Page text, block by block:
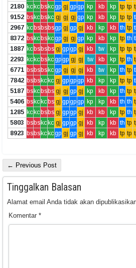
2180 kckcbskcgp gj gpgp kp kb kp tp tp
9152 bskcbskc gj gj gj gp kp kb kp tp tp
2967 kcbsbsbsgp gj gp gj kb kp kb th tp
8372 bskcbskcgp gj gj gp kp kb kp tp th
1887 kcbsbsbs gj gpgp gj kb tw kp tp tp
2293 kckcbskcgpgp gj gj tw kb kp tp th
6771 bsbsbskcgp gj gj gj kb tw kp th tp
7842 bsbskckc gj gpgpgp kb kp kp tp tp
5187 bskcbsbs gj gj gp gj kp kb kp th tp
5406 bskckcbs gj gpgpgp kp kp kb th th
1285 kckcbsbs gj gpgp gj kb kb kp tp th
5803 bsbskckc gj gpgp gj kb kp kb th tp
8923 bsbskckcgp gj gp gj kb kp kb tp tp
← Previous Post
Tinggalkan Balasan
Alamat email Anda tidak akan
Komentar *